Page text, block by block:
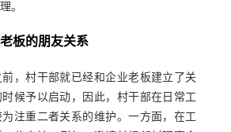
。
板的朋友关系
，村干部就已经和企业老板建立了关
候予以启动，因此，村干部在日常工
注重二者关系的维护。一方面，在工